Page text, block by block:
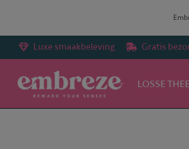
LOSSE
Luxe smaakbeleving Gratis
Home Hello Sunshine